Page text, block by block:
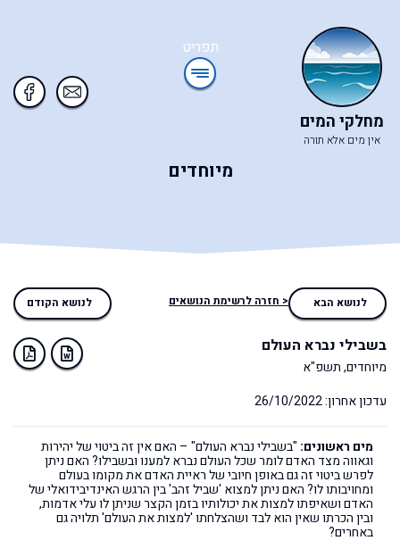
תפריט
מחלקי המים
אין מים אלא תורה
מיוחדים
לנושא הבא לנושא הקודם < חזרה לרשימת הנושאים
בשבילי נברא העולם
מיוחדים, תשפ"א
עדכון אחרון: 26/10/2022
מים ראשונים: "בשבילי נברא העולם" – האם אין זה ביטוי של יהירות
וגאווה מצד האדם לומר שכל העולם נברא למענו ובשבילו? האם ניתן
לפרש ביטוי זה גם באופן חיובי של ראיית האדם את מקומו בעולם
ומחויבותו לו? האם ניתן למצוא 'שביל זהב' בין הרגש האינדיבידואלי של
האדם ושאיפתו למצות את יכולותיו בזמן הקצר שניתן לו עלי אדמות,
ובין הכרתו שאין הוא לבד ושהצלחתו 'למצות את העולם' תלויה גם
באחרים?